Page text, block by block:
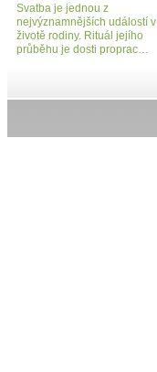
Svatba je jednou z
nejvýznamnějších událostí v
životě rodiny. Rituál jejího
průběhu je dosti proprac…